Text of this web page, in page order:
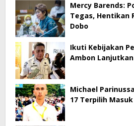
Mercy Barends:
Tegas, Hentikan
Dobo
Ikuti Kebijakan
Ambon Lanjutkan
Michael
17 Terpilih